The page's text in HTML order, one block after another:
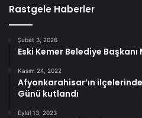
Rastgele Haberler
Şubat 3, 2026
Eski Kemer Belediye
Kasım 24, 2022
Afyonkarahisar’ın
Günü kutlandı
Eylül 13, 2023